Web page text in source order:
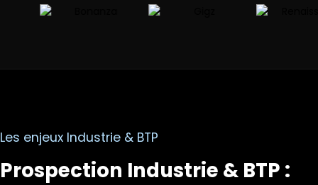
Les enjeux Industrie & BTP
Prospection Industrie & BTP :